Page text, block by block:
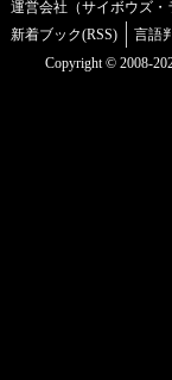
運営会社（サイボウズ・
新着ブック(RSS)
言語
Copyright © 2008-